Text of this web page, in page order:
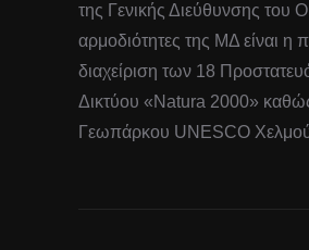
της Γενικής Διεύθυνσης του
αρμοδιότητες της ΜΔ είναι η
διαχείριση των 18
Δικτύου «Natura 2000»
Γεωπάρκου UNESCO